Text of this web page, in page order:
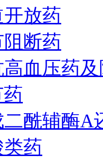
放药
断药
血压药
酰辅酶A
类药